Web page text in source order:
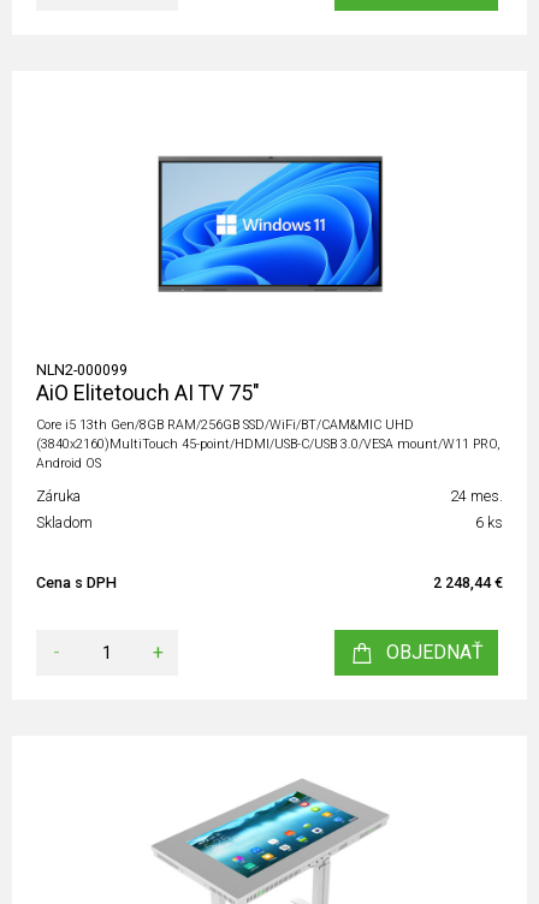
NLN2-000099
AiO Elitetouch AI TV 75"
Core i5 13th Gen/8GB RAM/256GB SSD/WiFi/BT/CAM&MIC UHD
(3840x2160)MultiTouch 45-point/HDMI/USB-C/USB 3.0/VESA mount/W11 PRO,
Android OS
Záruka
24 mes.
Skladom
6 ks
Cena s DPH 2 248,44 €
- + OBJEDNAŤ